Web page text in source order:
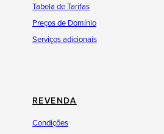
Tabela de Tarifas
Preços de Domínio
Serviços adicionais
REVENDA
Condições